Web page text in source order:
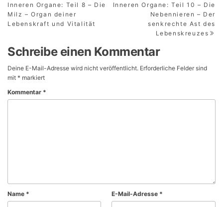
Inneren Organe: Teil 8 – Die
Milz – Organ deiner
Lebenskraft und Vitalität
Inneren Organe: Teil 10 – Die
Nebennieren – Der
senkrechte Ast des
Lebenskreuzes
Schreibe einen Kommentar
Deine E-Mail-Adresse wird nicht veröffentlicht. Erforderliche Felder sind
mit * markiert
Kommentar *
Name * E-Mail-Adresse *